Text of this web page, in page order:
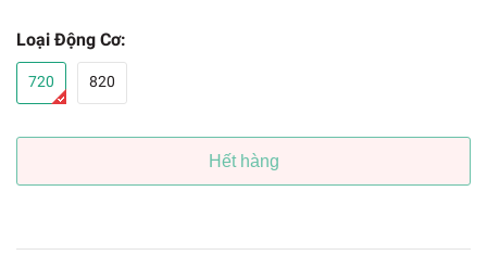
Loại Động Cơ:
720 820
Hết hàng